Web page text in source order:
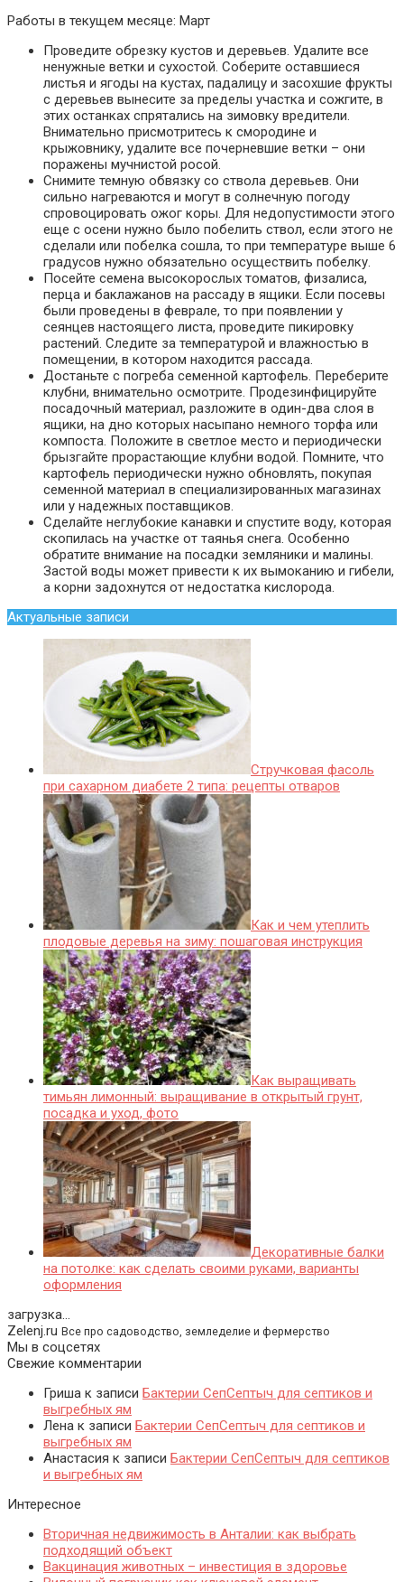
Работы в текущем месяце: Март
Проведите обрезку кустов и деревьев. Удалите все
ненужные ветки и сухостой. Соберите оставшиеся
листья и ягоды на кустах, падалицу и засохшие фрукты
с деревьев вынесите за пределы участка и сожгите, в
этих останках спрятались на зимовку вредители.
Внимательно присмотритесь к смородине и
крыжовнику, удалите все почерневшие ветки – они
поражены мучнистой росой.
Снимите темную обвязку со ствола деревьев. Они
сильно нагреваются и могут в солнечную погоду
спровоцировать ожог коры. Для недопустимости этого
еще с осени нужно было побелить ствол, если этого не
сделали или побелка сошла, то при температуре выше 6
градусов нужно обязательно осуществить побелку.
Посейте семена высокорослых томатов, физалиса,
перца и баклажанов на рассаду в ящики. Если посевы
были проведены в феврале, то при появлении у
сеянцев настоящего листа, проведите пикировку
растений. Следите за температурой и влажностью в
помещении, в котором находится рассада.
Достаньте с погреба семенной картофель. Переберите
клубни, внимательно осмотрите. Продезинфицируйте
посадочный материал, разложите в один-два слоя в
ящики, на дно которых насыпано немного торфа или
компоста. Положите в светлое место и периодически
брызгайте прорастающие клубни водой. Помните, что
картофель периодически нужно обновлять, покупая
семенной материал в специализированных магазинах
или у надежных поставщиков.
Сделайте неглубокие канавки и спустите воду, которая
скопилась на участке от таянья снега. Особенно
обратите внимание на посадки земляники и малины.
Застой воды может привести к их вымоканию и гибели,
а корни задохнутся от недостатка кислорода.
Актуальные записи
Стручковая фасоль
при сахарном диабете 2 типа: рецепты отваров
Как и чем утеплить
плодовые деревья на зиму: пошаговая инструкция
Как выращивать
тимьян лимонный: выращивание в открытый грунт,
посадка и уход, фото
Декоративные балки
на потолке: как сделать своими руками, варианты
оформления
загрузка...
Zelenj.ru Все про садоводство, земледелие и фермерство
Мы в соцсетях
Свежие комментарии
Гриша к записи Бактерии СепСептыч для септиков и
выгребных ям
Лена к записи Бактерии СепСептыч для септиков и
выгребных ям
Анастасия к записи Бактерии СепСептыч для септиков
и выгребных ям
Интересное
Вторичная недвижимость в Анталии: как выбрать
подходящий объект
Вакцинация животных – инвестиция в здоровье